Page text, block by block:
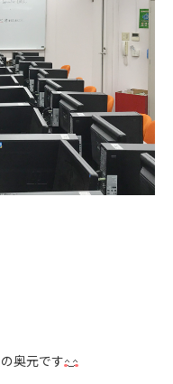
奥元です